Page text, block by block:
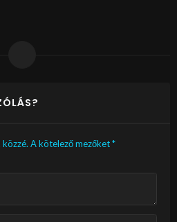
közzé. A kötelező mezőket*